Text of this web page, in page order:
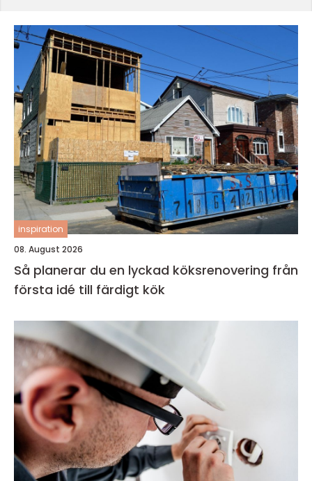
inspiration
08. August 2026
Så planerar du en lyckad köksrenovering från
första idé till färdigt kök